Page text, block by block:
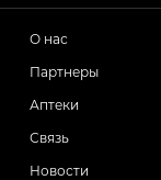
О нас
Партнеры
Аптеки
Связь
Новости